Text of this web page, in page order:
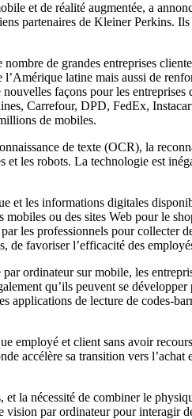
et de réalité augmentée, a
partenaires de Kleiner Perkins.
de grandes entreprises
latine mais aussi de
façons pour les
Carrefour, DPD, FedEx,
de mobiles.
de texte (OCR), la
les robots. La technologie est
et les informations digitales
ou des sites Web pour le
les professionnels pour collecter
de favoriser l’efficacité des
ordinateur sur mobile, les
qu’ils peuvent se
de lecture de codes-
et client sans avoir
accélère sa transition vers
la nécessité de combiner le
par ordinateur pour interagir